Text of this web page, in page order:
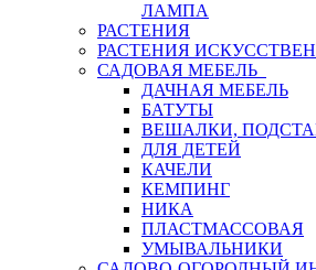
ЛАМПА
РАСТЕНИЯ
РАСТЕНИЯ
САДОВАЯ МЕБЕЛЬ
ДАЧНАЯ МЕБЕЛЬ
БАТУТЫ
ВЕШАЛКИ,
ДЛЯ ДЕТЕЙ
КАЧЕЛИ
КЕМПИНГ
НИКА
ПЛАСТМАССОВАЯ
УМЫВАЛЬНИКИ